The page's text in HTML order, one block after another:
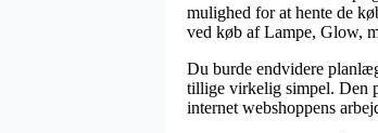
mulighed for at hente de
ved køb af Lampe, Glow,
Du burde endvidere
tillige virkelig simpel. Den
internet webshoppens